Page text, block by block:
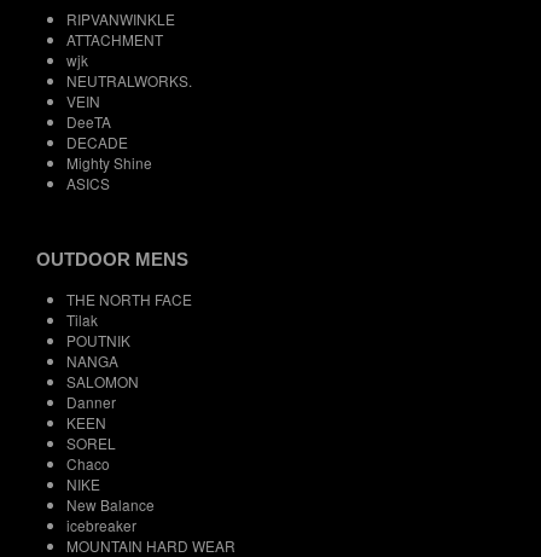
RIPVANWINKLE
ATTACHMENT
wjk
NEUTRALWORKS.
VEIN
DeeTA
DECADE
Mighty Shine
ASICS
OUTDOOR MENS
THE NORTH FACE
Tilak
POUTNIK
NANGA
SALOMON
Danner
KEEN
SOREL
Chaco
NIKE
New Balance
icebreaker
MOUNTAIN HARD WEAR